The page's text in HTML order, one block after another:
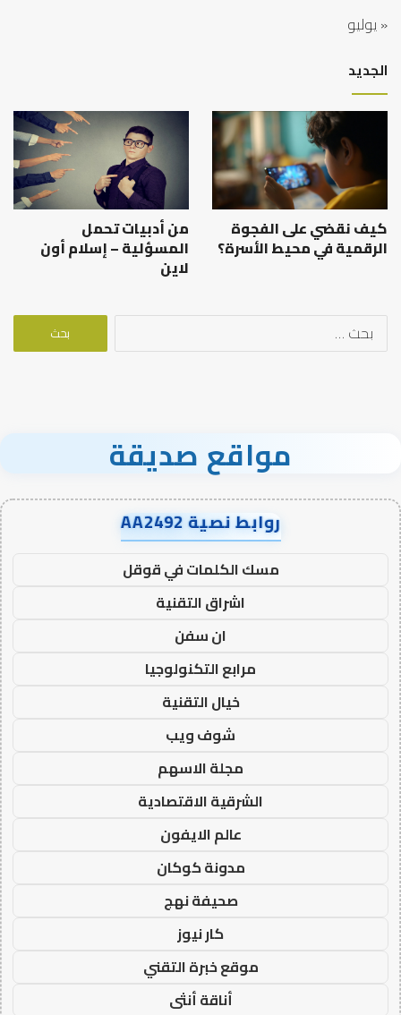
« يوليو
الجديد
كيف نقضي على الفجوة
الرقمية في محيط الأسرة؟
من أدبيات تحمل
المسؤلية – إسلام أون
لاين
البحث
مواقع صديقة
روابط نصية AA2492
مسك الكلمات في قوقل
اشراق التقنية
ان سفن
مرابع التكنولوجيا
خيال التقنية
شوف ويب
مجلة الاسهم
الشرقية الاقتصادية
عالم الايفون
مدونة كوكان
صحيفة نهج
كار نيوز
موقع خبرة التقني
أناقة أنثى